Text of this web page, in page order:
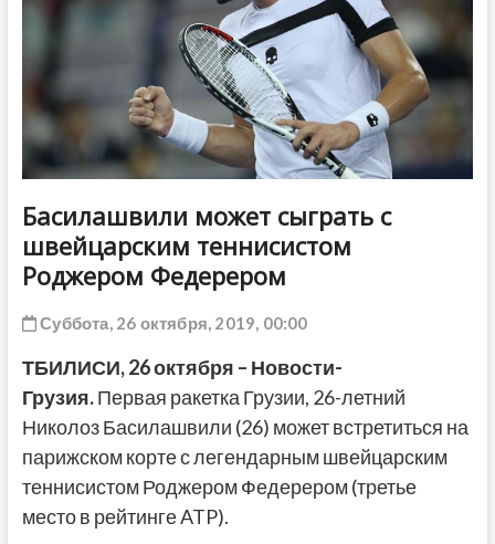
Басилашвили может сыграть с
швейцарским теннисистом
Роджером Федерером
Суббота, 26 октября, 2019, 00:00
ТБИЛИСИ, 26 октября – Новости-
Грузия.Первая ракетка Грузии, 26-летний
Николоз Басилашвили (26) может встретиться на
парижском корте с легендарным швейцарским
теннисистом Роджером Федерером (третье
место в рейтинге ATP).